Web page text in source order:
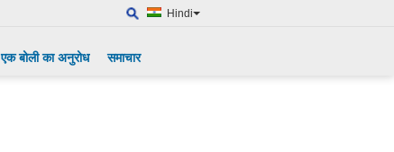
Hindi
एक बोली का अनुरोध समाचार